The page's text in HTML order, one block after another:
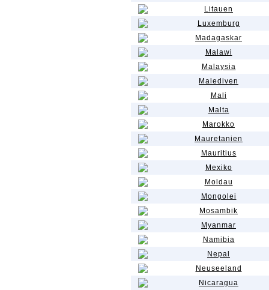
Litauen
Luxemburg
Madagaskar
Malawi
Malaysia
Malediven
Mali
Malta
Marokko
Mauretanien
Mauritius
Mexiko
Moldau
Mongolei
Mosambik
Myanmar
Namibia
Nepal
Neuseeland
Nicaragua